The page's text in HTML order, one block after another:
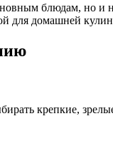
блюдам, но
для домашней
крепкие,